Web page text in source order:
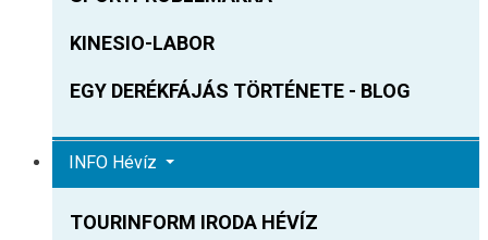
KINESIO-LABOR
EGY DERÉKFÁJÁS TÖRTÉNETE - BLOG
INFO Hévíz
TOURINFORM IRODA HÉVÍZ